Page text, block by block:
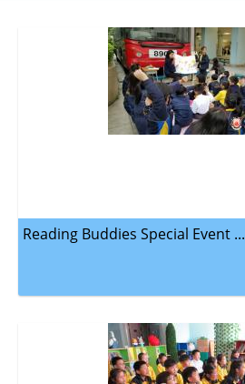
Reading Buddies Special Event ...